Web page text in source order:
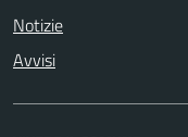
Notizie
Avvisi